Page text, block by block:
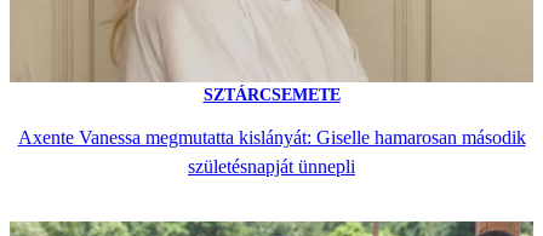
SZTÁRCSEMETE
Axente Vanessa megmutatta kislányát: Giselle hamarosan második
születésnapját ünnepli